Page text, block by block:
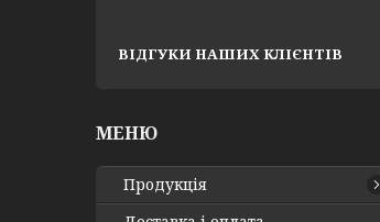
ВІДГУКИ НАШИХ КЛІЄНТІВ
Продукція